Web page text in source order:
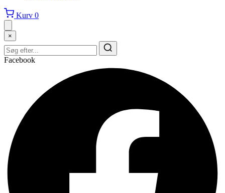
Kurv 0
×
Facebook